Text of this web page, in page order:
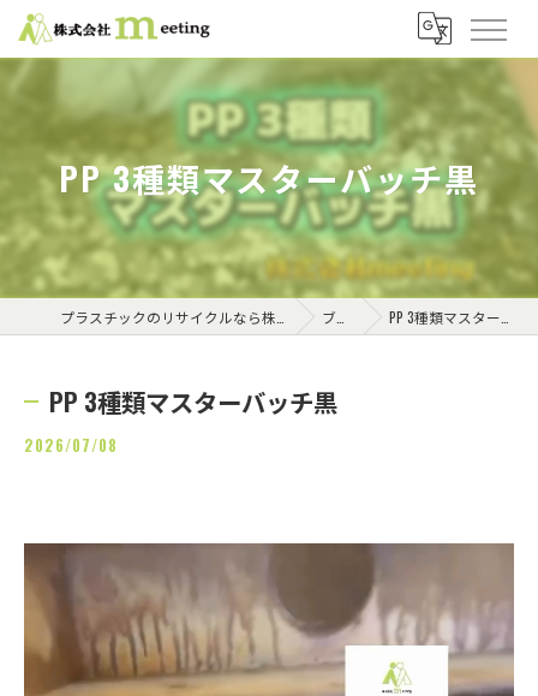
PP 3種類マスターバッチ黒
ブログ PP 3種類マスターバッチ黒
PP 3種類マスターバッチ黒
2026/07/08